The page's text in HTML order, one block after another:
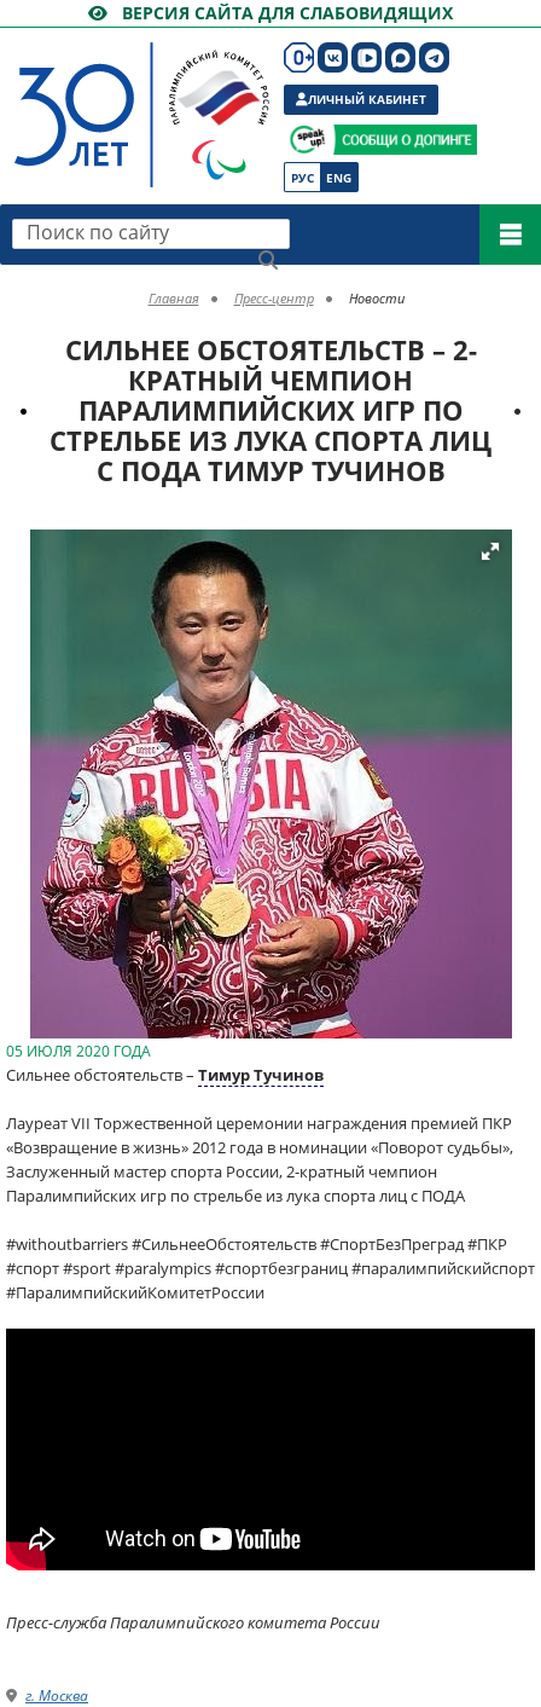
ВЕРСИЯ САЙТА ДЛЯ СЛАБОВИДЯЩИХ
РУС ENG
ЛИЧНЫЙ КАБИНЕТ
Поиск по сайту
Главная Пресс-центр Новости
СИЛЬНЕЕ ОБСТОЯТЕЛЬСТВ – 2-
КРАТНЫЙ ЧЕМПИОН
ПАРАЛИМПИЙСКИХ ИГР ПО
СТРЕЛЬБЕ ИЗ ЛУКА СПОРТА ЛИЦ
С ПОДА ТИМУР ТУЧИНОВ
05 ИЮЛЯ 2020 ГОДА
Сильнее обстоятельств – Тимур Тучинов
Лауреат VII Торжественной церемонии награждения премией ПКР
«Возвращение в жизнь» 2012 года в номинации «Поворот судьбы»,
Заслуженный мастер спорта России, 2-кратный чемпион
Паралимпийских игр по стрельбе из лука спорта лиц с ПОДА
#withoutbarriers #СильнееОбстоятельств #СпортБезПреград #ПКР
#спорт #sport #paralympics #спортбезграниц #паралимпийскийспорт
#ПаралимпийскийКомитетРоссии
Пресс-служба Паралимпийского комитета России
г. Москва